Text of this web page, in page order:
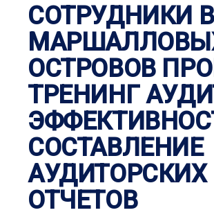
СОТРУДНИКИ
ОСТРОВОВ
ТРЕНИНГ
СОСТАВЛЕНИЕ
АУДИТОРСКИХ
ОТЧЕТОВ